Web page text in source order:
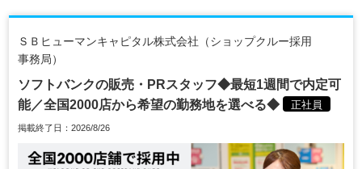
ＳＢヒューマンキャピタル株式会社（ショップクルー採用
事務局）
ソフトバンクの販売・PRスタッフ◆最短1週間で内定可
能／全国2000店から希望の勤務地を選べる◆
正社員
掲載終了日：2026/8/26